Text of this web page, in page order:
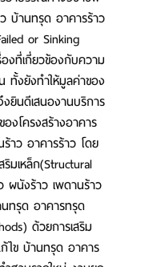
บ้านทรุด อาคารร้าว
or Sinking
งที่เกี่ยวข้องกับความ
งยังทำให้มูลค่าของ
ยินดีเสนองานบริการ
งโครงสร้างอาคาร
าว อาคารร้าว โดย
ริมเหล็ก(Structural
ผนังร้าว เพดานร้าว
ทรุด อาคารทรุด
ด้วยการเสริม
ไข บ้านทรุด อาคาร